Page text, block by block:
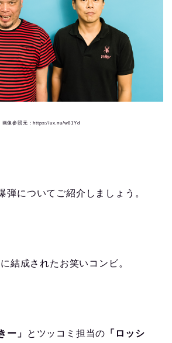
画像参照元：https://ux.nu/w81Yd
弾についてご紹介しましょう。
結成されたお笑いコンビ。
ー」 とツッコミ担当の 「ロッシ